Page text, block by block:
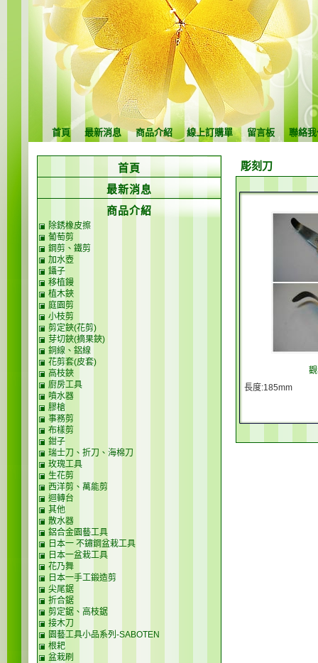
首頁 最新消息 商品介紹 線上訂購單 留言板 聯絡
彫刻刀
長度:185mm
首頁
最新消息
商品介紹
除銹橡皮擦
葡萄剪
鋼剪、鐵剪
加水壺
鑷子
移植鏝
植木鋏
庭園剪
小枝剪
剪定鋏(花剪)
芽切鋏(摘果鋏)
銅線、鋁線
花剪套(皮套)
高枝鋏
廚房工具
噴水器
膠槍
事務剪
布樣剪
鉗子
瑞士刀、折刀、海棉刀
玫瑰工具
生花剪
西洋剪、萬能剪
迴轉台
其他
散水器
鋁合金園藝工具
日本一 不鏽鋼盆栽工具
日本一盆栽工具
花乃舞
日本一手工鍛造剪
尖尾鋸
折合鋸
剪定鋸、高枝鋸
接木刀
園藝工具小品系列-SABOTEN
根耙
盆栽刷